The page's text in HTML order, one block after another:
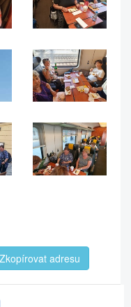
Zkopírovat adresu